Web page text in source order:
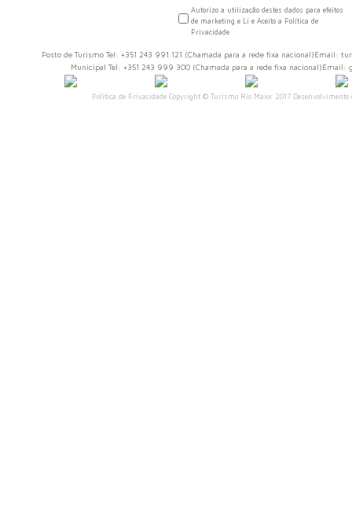
Autorizo a utilização destes dados para efeitos
de marketing e Li e Aceito a Política de
Privacidade
Posto de Turismo Tel: +351 243 991 121 (Chamada para a rede fixa nacional)Email:
Municipal Tel: +351 243 999 300 (Chamada para a rede fixa
Política de PrivacidadeCopyright © Turismo Rio Maior 2017 Desenvolvimento